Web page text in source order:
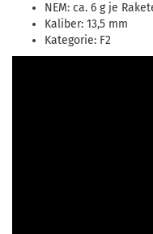
NEM: ca. 6 g je
Kaliber: 13,5 mm
Kategorie: F2